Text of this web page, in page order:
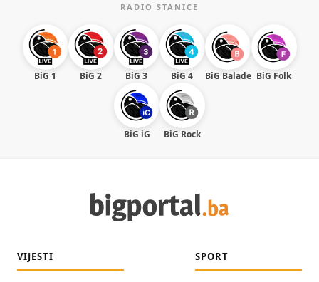
RADIO STANICE
BiG 1 BiG 2 BiG 3 BiG 4 BiG Balade BiG Folk
BiG iG BiG Rock
VIJESTI SPORT